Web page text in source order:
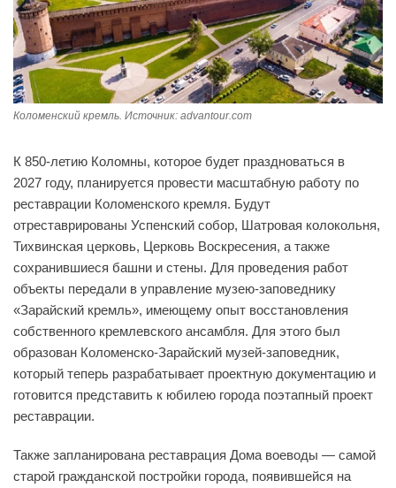
Коломенский кремль. Источник: advantour.com
К 850-летию Коломны, которое будет праздноваться в
2027 году, планируется провести масштабную работу по
реставрации Коломенского кремля. Будут
отреставрированы Успенский собор, Шатровая колокольня,
Тихвинская церковь, Церковь Воскресения, а также
сохранившиеся башни и стены. Для проведения работ
объекты передали в управление музею-заповеднику
«Зарайский кремль», имеющему опыт восстановления
собственного кремлевского ансамбля. Для этого был
образован Коломенско-Зарайский музей-заповедник,
который теперь разрабатывает проектную документацию и
готовится представить к юбилею города поэтапный проект
реставрации.
Также запланирована реставрация Дома воеводы — самой
старой гражданской постройки города, появившейся на